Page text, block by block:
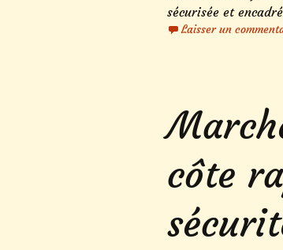
sécurisée et
Laisser un
côte